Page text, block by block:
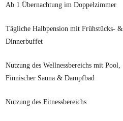
Ab 1 Übernachtung im Doppelzimmer
Tägliche Halbpension mit Frühstücks- &
Dinnerbuffet
Nutzung des Wellnessbereichs mit Pool,
Finnischer Sauna & Dampfbad
Nutzung des Fitnessbereichs